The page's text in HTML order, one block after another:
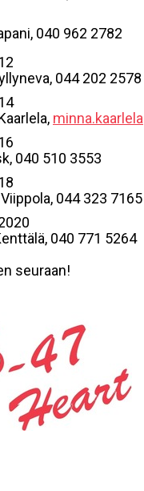
040 962 2782
044 202 2578
040 510 3553
044 323 7165
040 771 5264
seuraan!